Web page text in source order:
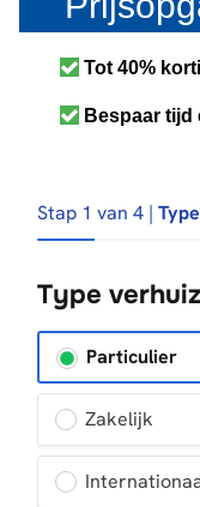
Tot 40%
Bespaar tijd